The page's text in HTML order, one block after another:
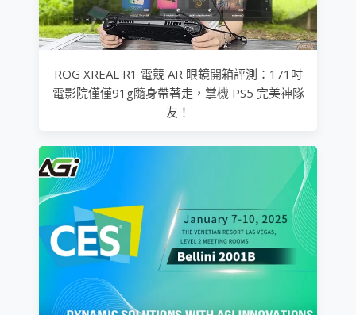
ROG XREAL R1 電競 AR 眼鏡開箱評測：171吋
電影院僅僅91g隨身帶著走，掌機 PS5 完美神隊
友！